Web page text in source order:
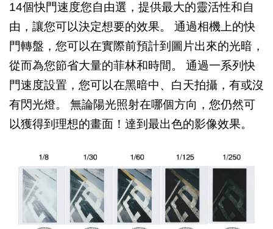
14個快門速度您自由選，提供最大的靈活性和自
由，讓您可以決定想要的效果。 通過相機上的快
門轉盤，您可以在實際前預計到圖片出來的光暗，
從而為您節省大量的菲林和時間。 通過一系列快
門速度設置，您可以在黑暗中、白天拍攝，有或沒
有閃光燈。 無論陽光照射在哪個方向，您仍然可
以獲得到理想的畫面！達到最出色的影像效果。